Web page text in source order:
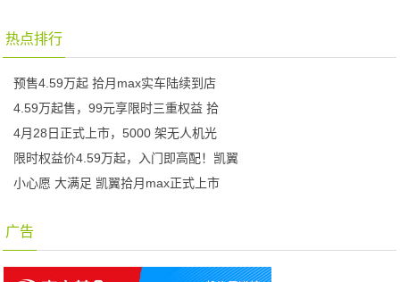
热点排行
预售4.59万起 拾月max实车陆续到店
4.59万起售，99元享限时三重权益 拾
4月28日正式上市，5000 架无人机光
限时权益价4.59万起，入门即高配！凯翼
小心愿 大满足 凯翼拾月max正式上市
广告